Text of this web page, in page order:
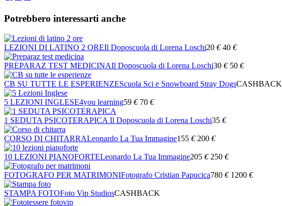
Potrebbero interessarti anche
LEZIONI DI LATINO 2 OREIl Doposcuola di Lorena Loschi20 € 40 €
PREPARAZ TEST MEDICINAIl Doposcuola di Lorena Loschi30 € 50 €
CB SU TUTTE LE ESPERIENZEScuola Sci e Snowboard Stray DogsCASHBACK
5 LEZIONI INGLESE4you learning59 € 70 €
1 SEDUTA PSICOTERAPICA Il Doposcuola di Lorena Loschi35 €
CORSO DI CHITARRALeonardo La Tua Immagine155 € 200 €
10 LEZIONI PIANOFORTELeonardo La Tua Immagine205 € 250 €
FOTOGRAFO PER MATRIMONIFotografo Cristian Papucica780 € 1200 €
STAMPA FOTOFoto Vip StudiosCASHBACK